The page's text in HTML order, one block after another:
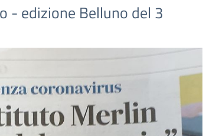
- edizione Belluno del 3